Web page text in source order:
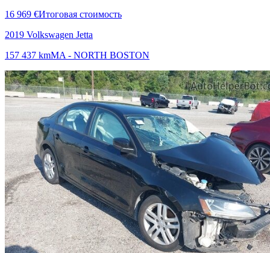
16 969 €Итоговая стоимость
2019 Volkswagen Jetta
157 437 kmMA - NORTH BOSTON